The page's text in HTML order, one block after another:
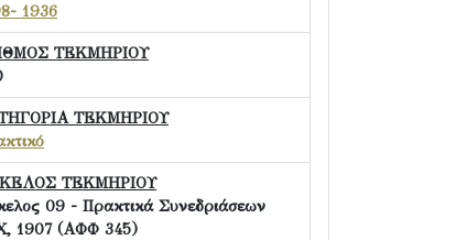
1936
ΤΕΚΜΗΡΙΟΥ
ΤΕΚΜΗΡΙΟΥ
ΤΕΚΜΗΡΙΟΥ
09 - Πρακτικά Συνεδριάσεων
1907 (ΑΦΦ 345)